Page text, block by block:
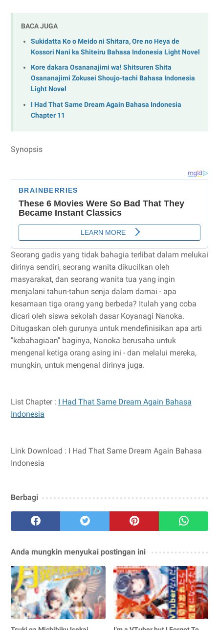
BACA JUGA
Sukidatta Ko o Meido ni Shitara, Ore no Heya de
Kossori Nani ka Shiteiru Bahasa Indonesia Light Novel
Kore dakara Osananajimi wa! Shitsuren Shita
Osananajimi Zokusei Shoujo-tachi Bahasa Indonesia
Light Novel
I Had That Same Dream Again Bahasa Indonesia
Chapter 11
Synopsis
Seorang gadis yang tidak bahagia terlibat dalam melukai
dirinya sendiri, seorang wanita dikucilkan oleh
masyarakat, dan seorang wanita tua yang ingin
menjalani tahun-tahun senja dalam damai - apa
kesamaan tiga orang yang berbeda? Itulah yang coba
dicari oleh siswa sekolah dasar Koyanagi Nanoka.
Ditugaskan oleh gurunya untuk mendefinisikan apa arti
"kebahagiaan" baginya, Nanoka berusaha untuk
mengenal ketiga orang asing ini - dan melalui mereka,
mungkin, untuk mengenal dirinya juga.
List Chapter : I Had That Same Dream Again Bahasa
Indonesia
Link Download : I Had That Same Dream Again Bahasa
Indonesia
Berbagi
Anda mungkin menyukai postingan ini